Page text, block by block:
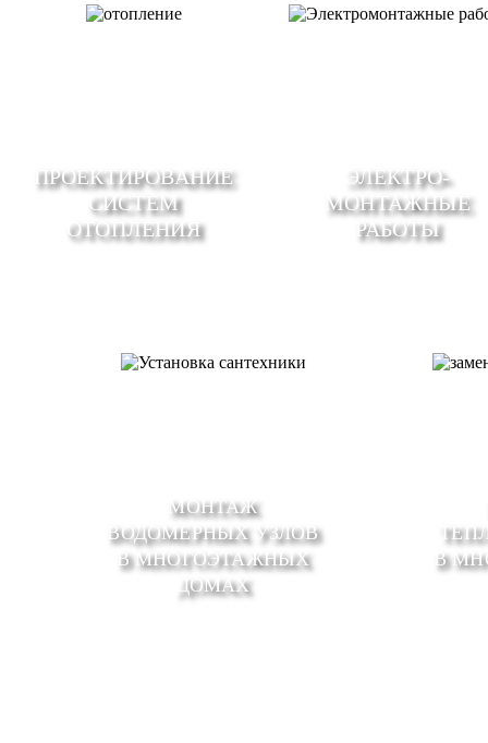
ПРОЕКТИРОВАНИЕ
СИСТЕМ
ОТОПЛЕНИЯ
ЭЛЕКТРО-
МОНТАЖНЫЕ
РАБОТЫ
МОНТАЖ
ВОДОМЕРНЫХ УЗЛОВ
В МНОГОЭТАЖНЫХ
ДОМАХ
В